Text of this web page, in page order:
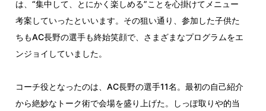
は、“集中して、とにかく楽しめる”ことを心掛けてメニュー
考案していったといいます。その狙い通り、参加した子供た
ちもAC長野の選手も終始笑顔で、さまざまなプログラムをエ
ンジョイしていました。
コーチ役となったのは、AC長野の選手11名。最初の自己紹介
から絶妙なトーク術で会場を盛り上げた。しっぽ取りや的当